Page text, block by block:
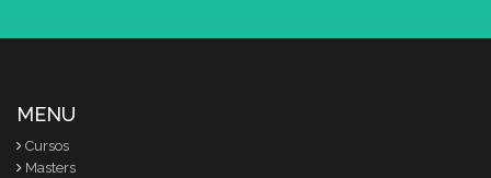
MENU
Cursos
Masters